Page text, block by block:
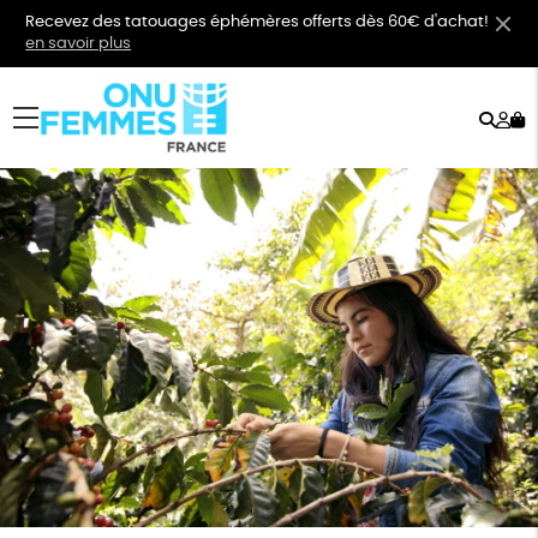
Recevez des tatouages éphémères offerts dès 60€ d'achat!
en savoir plus
menu